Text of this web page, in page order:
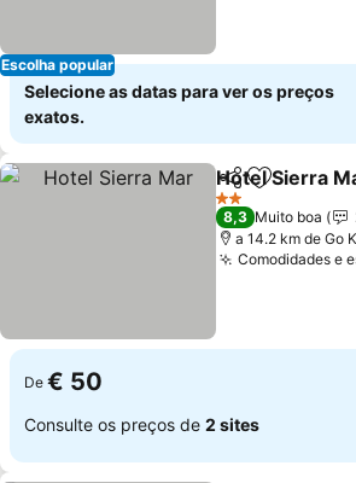
Escolha popular
Selecione as datas para ver os preços
exatos.
PartilharAdicionar
Hotel Sierra
2 Estrelas
8,3 Muito boa
a 14.2 km de Go
Comodidades e
De € 50
Consulte os preços de 2 sites